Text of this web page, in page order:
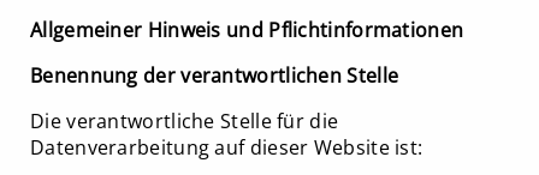
Allgemeiner Hinweis und Pflichtinformationen
Benennung der verantwortlichen Stelle
Die verantwortliche Stelle für die
Datenverarbeitung auf dieser Website ist: